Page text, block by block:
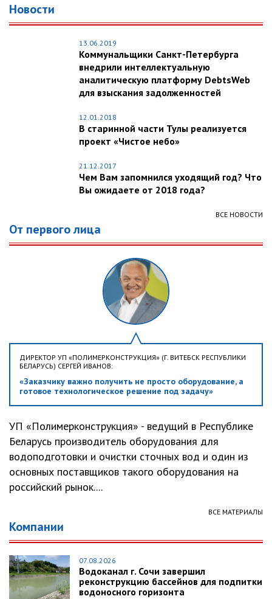
Новости
13.06.2019
Коммунальщики Санкт-Петербурга
внедрили интеллектуальную
аналитическую платформу DebtsWeb
для взыскания задолженностей
12.01.2018
В старинной части Тулы реализуется
проект «Чистое небо»
21.12.2017
Чем Вам запомнился уходящий год? Что
Вы ожидаете от 2018 года?
ВСЕ НОВОСТИ
От первого лица
ДИРЕКТОР УП «ПОЛИМЕРКОНСТРУКЦИЯ» (Г. ВИТЕБСК РЕСПУБЛИКИ
БЕЛАРУСЬ) СЕРГЕЙ ИВАНОВ:
«Заказчику важно получить не просто оборудование, а
готовое технологическое решение под задачу»
УП «Полимерконструкция» - ведущий в Республике
Беларусь производитель оборудования для
водоподготовки и очистки сточных вод и один из
основных поставщиков такого оборудования на
российский рынок....
ВСЕ МАТЕРИАЛЫ
Компании
07.08.2026
Водоканал г. Сочи завершил
реконструкцию бассейнов для подпитки
водоносного горизонта